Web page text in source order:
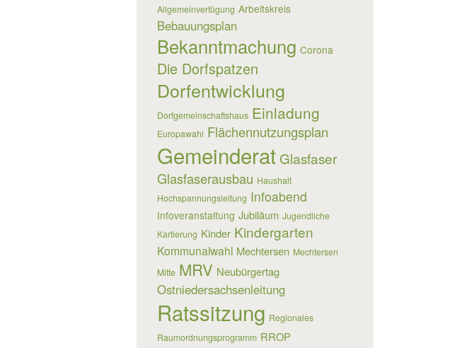
Allgemeinverfügung Arbeitskreis
Bebauungsplan
Bekanntmachung Corona
Die Dorfspatzen
Dorfentwicklung
Dorfgemeinschaftshaus Einladung
Europawahl Flächennutzungsplan
Gemeinderat Glasfaser
Glasfaserausbau Haushalt
Hochspannungsleitung Infoabend
Infoveranstaltung Jubiläum Jugendliche
Kartierung Kinder Kindergarten
Kommunalwahl Mechtersen Mechtersen
Mitte MRV Neubürgertag
Ostniedersachsenleitung
Ratssitzung Regionales
Raumordnungsprogramm RROP